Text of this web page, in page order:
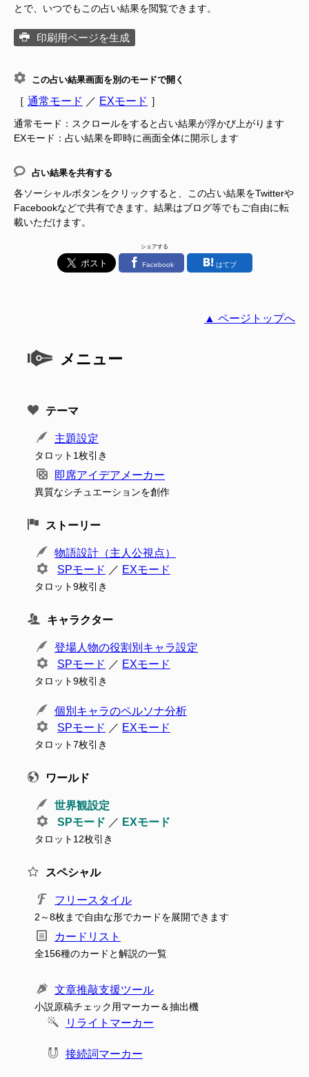
とで、いつでもこの占い結果を閲覧できます。
印刷用ページを生成
この占い結果画面を別のモードで開く
［ 通常モード ／ EXモード ］
通常モード：スクロールをすると占い結果が浮かび上がります
EXモード：占い結果を即時に画面全体に開示します
占い結果を共有する
各ソーシャルボタンをクリックすると、この占い結果をTwitterや
Facebookなどで共有できます。結果はブログ等でもご自由に転
載いただけます。
シェアする
Facebook はてブ
▲ ページトップへ
メニュー
テーマ
主題設定
タロット1枚引き
即席アイデアメーカー
異質なシチュエーションを創作
ストーリー
物語設計（主人公視点）
SPモード ／ EXモード
タロット9枚引き
キャラクター
登場人物の役割別キャラ設定
SPモード ／ EXモード
タロット9枚引き
個別キャラのペルソナ分析
SPモード ／ EXモード
タロット7枚引き
ワールド
世界観設定
SPモード ／ EXモード
タロット12枚引き
スペシャル
フリースタイル
2～8枚まで自由な形でカードを展開できます
カードリスト
全156種のカードと解説の一覧
文章推敲支援ツール
小説原稿チェック用マーカー＆抽出機
リライトマーカー
接続詞マーカー